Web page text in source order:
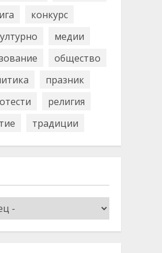
конкурс
медии
общество
празник
религия
традиции